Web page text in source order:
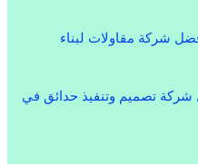
شركة مقاولات لبناء
تصميم وتنفيذ حدائق في